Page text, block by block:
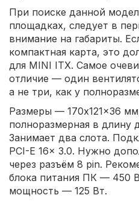
При поиске данной
площадках, следует в
внимание на габариты.
компактная карта, это
для MINI ITX. Самое
отличие — один
а не три, как у
Размеры — 170x121x36
полноразмерная в длину
Занимает два слота.
PCI-E 16x 3.0. Нужно
через разъём 8 pin.
блока питания ПК — 450
мощность — 125 Вт.